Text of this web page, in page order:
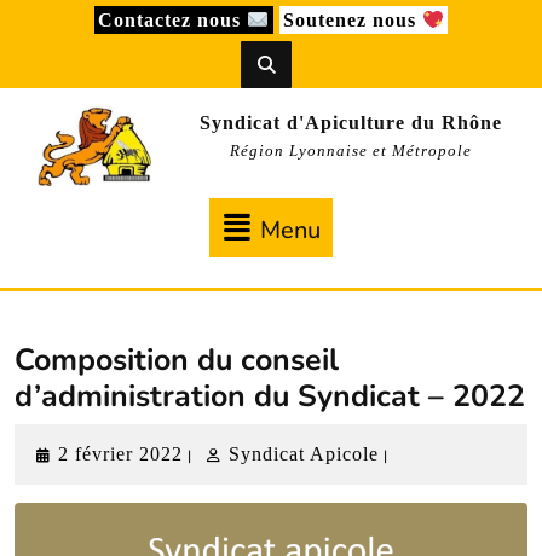
Contactez nous Soutenez nous
Syndicat d'Apiculture du Rhône
Région Lyonnaise et Métropole
Menu
Composition du conseil
d’administration du Syndicat – 2022
2 février 2022 2| Syndicat Apicole Syndicat
|